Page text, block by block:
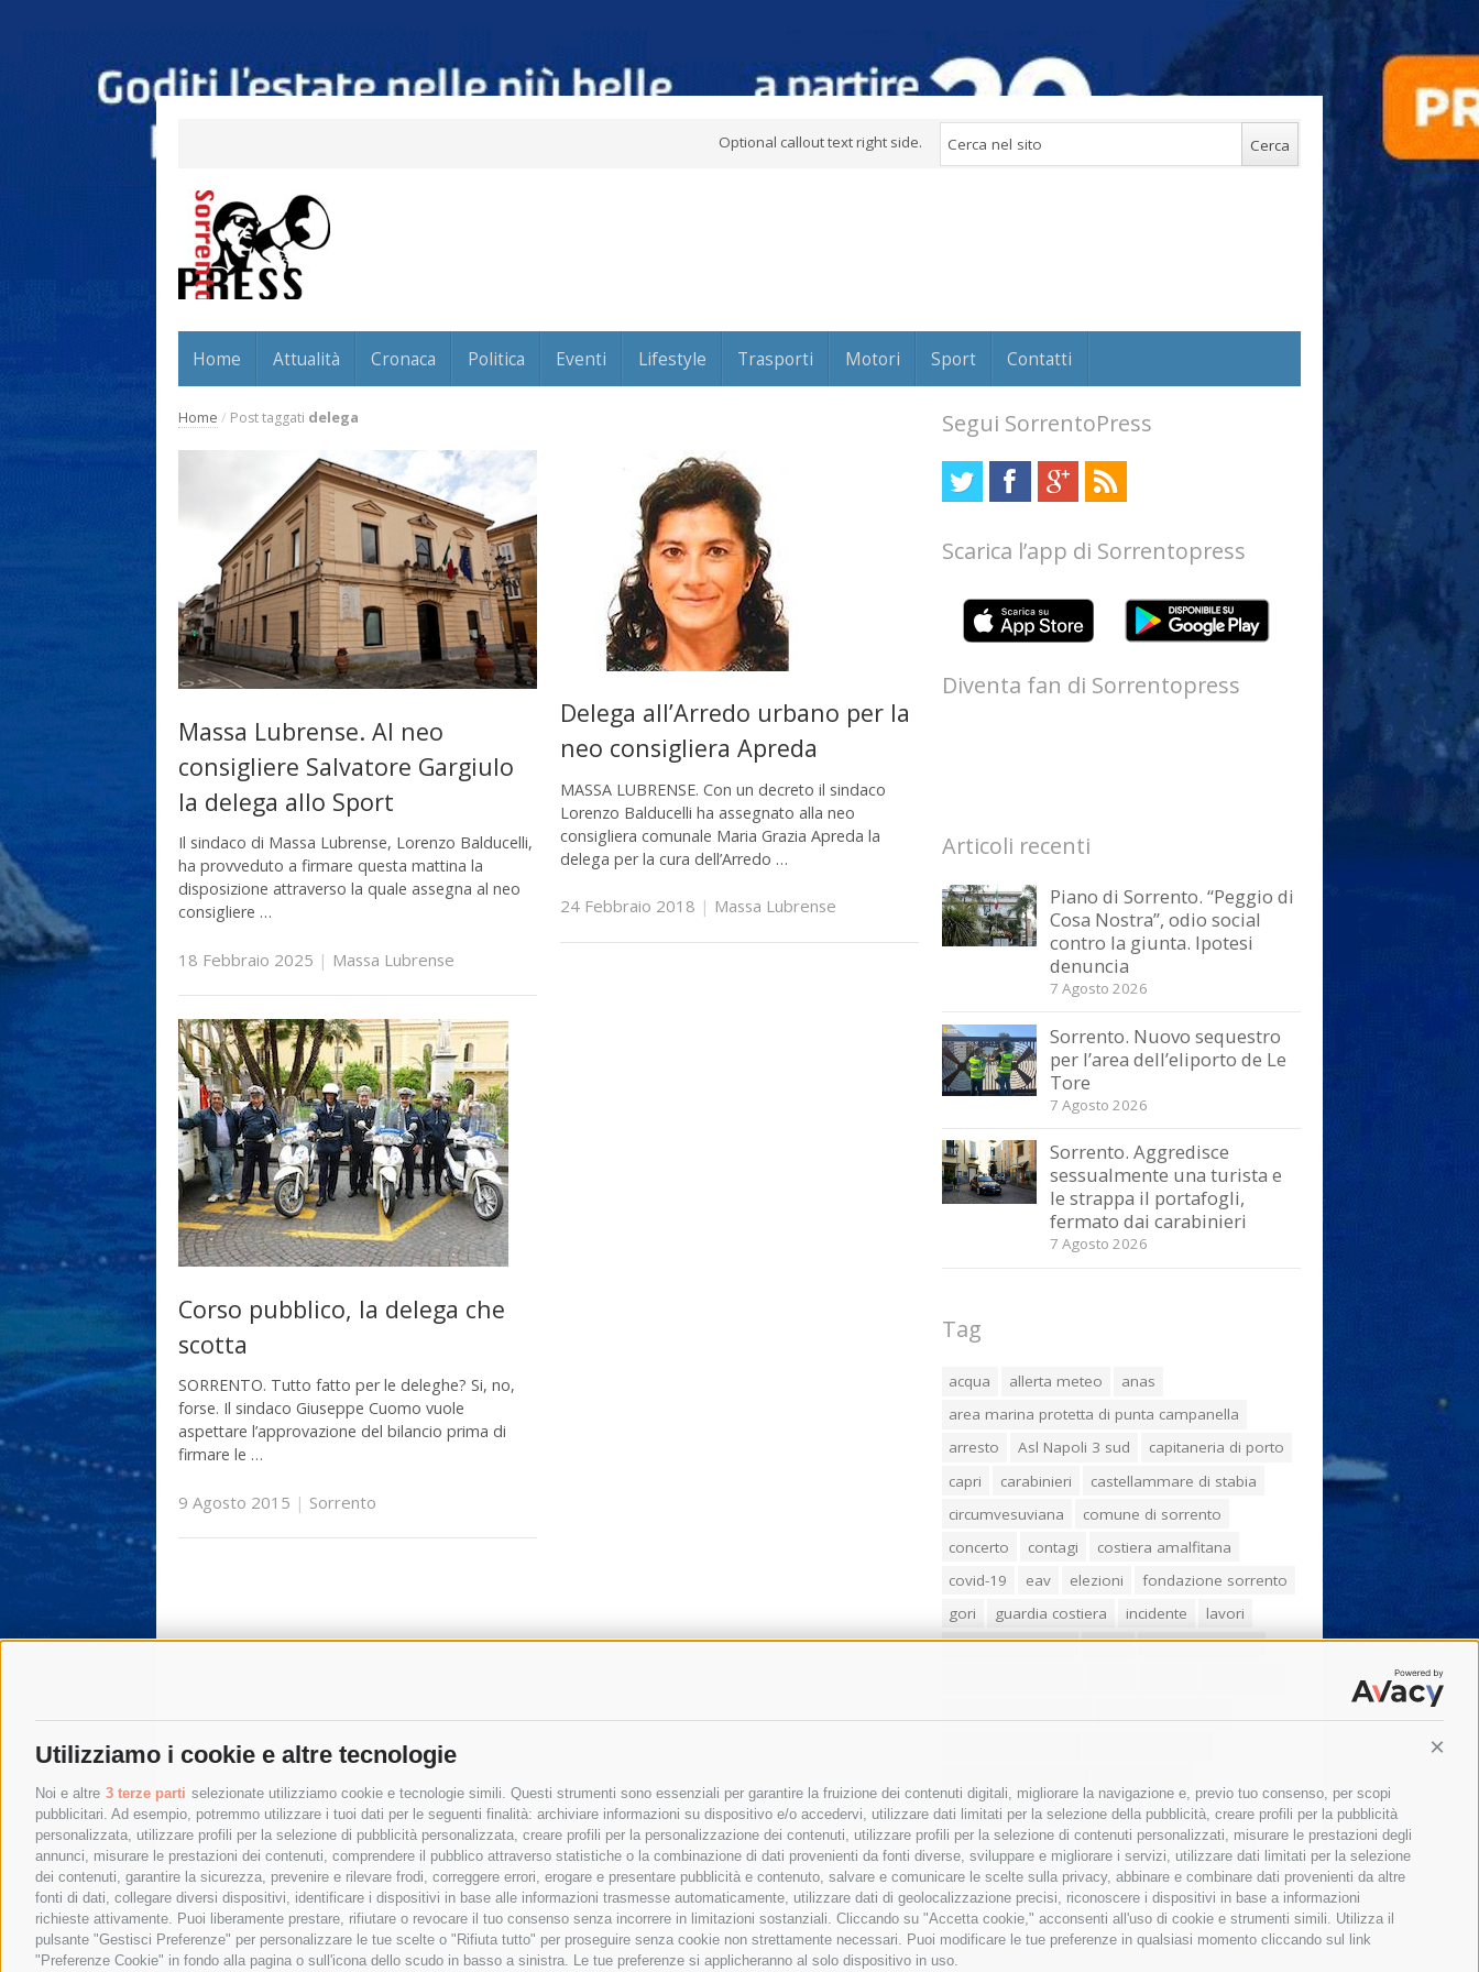
Utilizziamo i cookie e altre tecnologie
Noi e altre 3 terze parti selezionate utilizziamo cookie e tecnologie simili. Questi strumenti sono essenziali per garantire la fruizione dei contenuti digitali, migliorare la navigazione e, previo tuo consenso, per scopi
pubblicitari. Ad esempio, potremmo utilizzare i tuoi dati per le seguenti finalità: archiviare informazioni su dispositivo e/o accedervi, utilizzare dati limitati per la selezione della pubblicità, creare profili per la pubblicità
personalizzata, utilizzare profili per la selezione di pubblicità personalizzata, creare profili per la personalizzazione dei contenuti, utilizzare profili per la selezione di contenuti personalizzati, misurare le prestazioni degli
annunci, misurare le prestazioni dei contenuti, comprendere il pubblico attraverso statistiche o la combinazione di dati provenienti da fonti diverse, sviluppare e migliorare i servizi, utilizzare dati limitati per la selezione
dei contenuti, garantire la sicurezza, prevenire e rilevare frodi, correggere errori, erogare e presentare pubblicità e contenuto, salvare e comunicare le scelte sulla privacy, abbinare e combinare dati provenienti da altre
fonti di dati, collegare diversi dispositivi, identificare i dispositivi in base alle informazioni trasmesse automaticamente, utilizzare dati di geolocalizzazione precisi, riconoscere i dispositivi in base a informazioni
richieste attivamente. Puoi liberamente prestare, rifiutare o revocare il tuo consenso senza incorrere in limitazioni sostanziali. Cliccando su "Accetta cookie," acconsenti all'uso di cookie e strumenti simili. Utilizza il
pulsante "Gestisci Preferenze" per personalizzare le tue scelte o "Rifiuta tutto" per proseguire senza cookie non strettamente necessari. Puoi modificare le tue preferenze in qualsiasi momento cliccando sul link
"Preferenze Cookie" in fondo alla pagina o sull'icona dello scudo in basso a sinistra. Le tue preferenze si applicheranno al solo dispositivo in uso.
Optional callout text right side.
Home Attualità Cronaca Politica Eventi Lifestyle Trasporti Motori Sport Contatti
Home / Post taggati delega
Massa Lubrense. Al neo
consigliere Salvatore Gargiulo
la delega allo Sport
Il sindaco di Massa Lubrense, Lorenzo Balducelli,
ha provveduto a firmare questa mattina la
disposizione attraverso la quale assegna al neo
consigliere …
18 Febbraio 2025 | Massa Lubrense
Delega all’Arredo urbano per la
neo consigliera Apreda
MASSA LUBRENSE. Con un decreto il sindaco
Lorenzo Balducelli ha assegnato alla neo
consigliera comunale Maria Grazia Apreda la
delega per la cura dell’Arredo …
24 Febbraio 2018 | Massa Lubrense
Corso pubblico, la delega che
scotta
SORRENTO. Tutto fatto per le deleghe? Si, no,
forse. Il sindaco Giuseppe Cuomo vuole
aspettare l’approvazione del bilancio prima di
firmare le …
9 Agosto 2015 | Sorrento
Segui SorrentoPress
Scarica l’app di Sorrentopress
Diventa fan di Sorrentopress
Articoli recenti
Piano di Sorrento. “Peggio di
Cosa Nostra”, odio social
contro la giunta. Ipotesi
denuncia
7 Agosto 2026
Sorrento. Nuovo sequestro
per l’area dell’eliporto de Le
Tore
7 Agosto 2026
Sorrento. Aggredisce
sessualmente una turista e
le strappa il portafogli,
fermato dai carabinieri
7 Agosto 2026
Tag
acqua allerta meteo
anas
area marina protetta di punta campanella
arresto
Asl Napoli 3 sud
capitaneria di porto
capri
carabinieri
castellammare di stabia
circumvesuviana
comune di sorrento
concerto
contagi
costiera amalfitana
covid-19
eav elezioni
fondazione sorrento
gori
guardia costiera incidente
lavori
lorenzo balducelli
mare
massa lubrense
sindaco cuomo
sorrento
studenti
temporali
treni turismo
Vico Equense
villa fiorentino
vincenzo de luca